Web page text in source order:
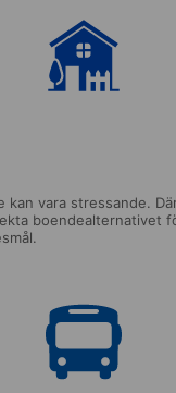
vara stressande.
boendealternativet